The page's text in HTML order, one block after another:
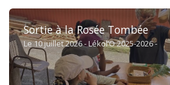
Sortie à la Rosée Tombée
Le 10 juillet 2026 - Lékol’O 2025-2026 -